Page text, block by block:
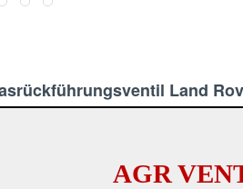
Land
AGR